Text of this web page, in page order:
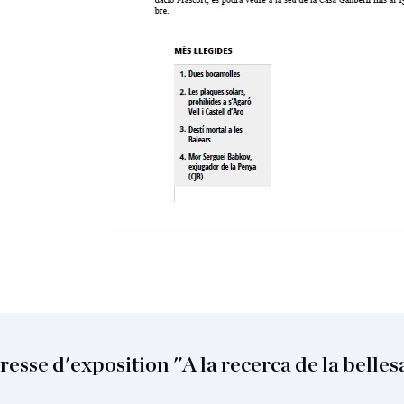
d'exposition "A la recerca de la